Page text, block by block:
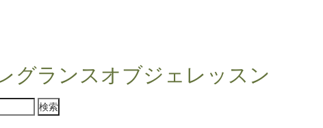
グランスオブジェレッスン